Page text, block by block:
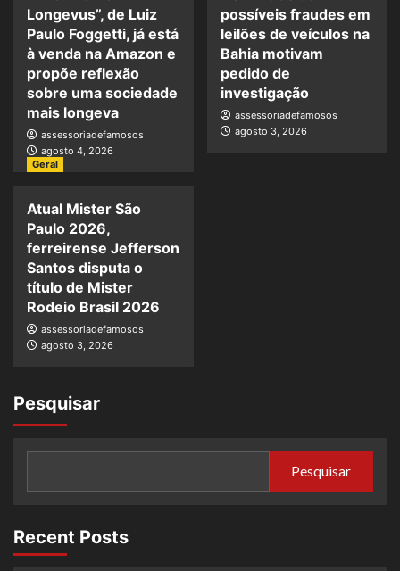
Longevus”, de Luiz
Paulo Foggetti, já está
à venda na Amazon e
propõe reflexão
sobre uma sociedade
mais longeva
assessoriadefamosos
agosto 4, 2026
possíveis fraudes em
leilões de veículos na
Bahia motivam
pedido de
investigação
assessoriadefamosos
agosto 3, 2026
Geral
Atual Mister São
Paulo 2026,
ferreirense Jefferson
Santos disputa o
título de Mister
Rodeio Brasil 2026
assessoriadefamosos
agosto 3, 2026
Pesquisar
Pesquisar
Recent Posts